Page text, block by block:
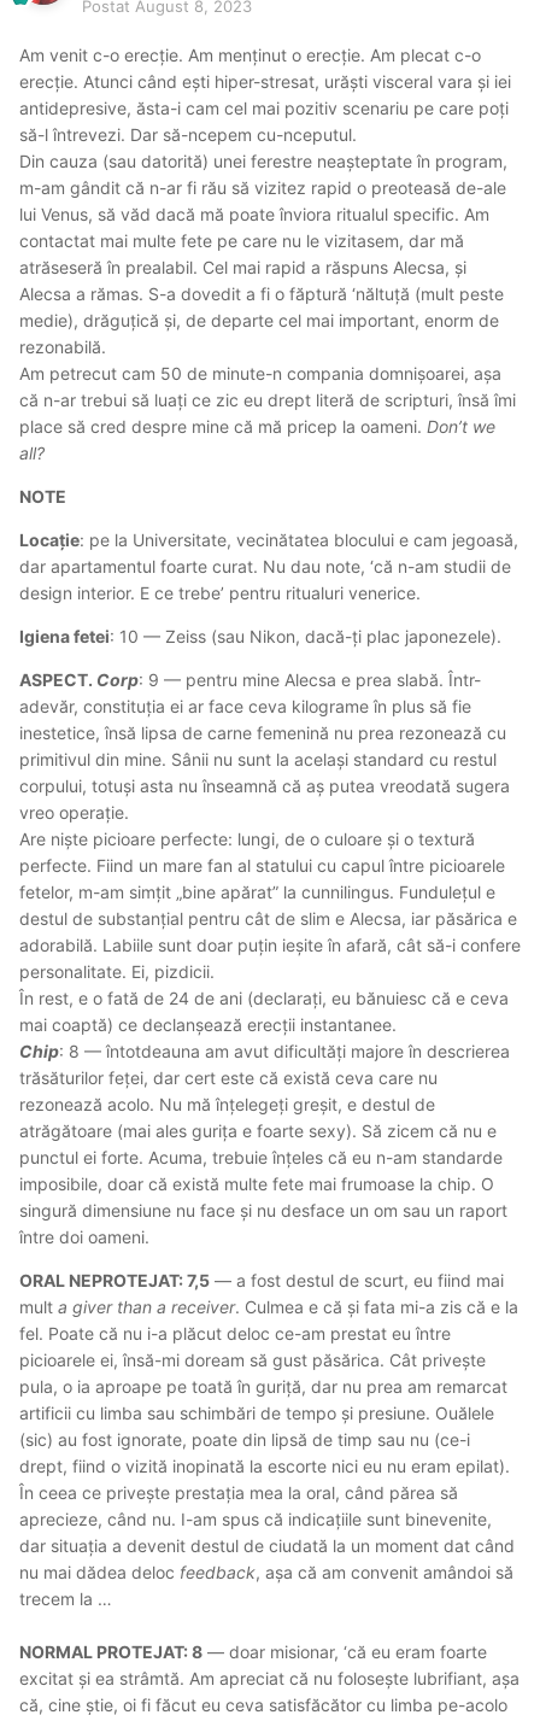
Postat August 8, 2023
Am venit c-o erecție. Am menținut o erecție. Am plecat c-o
erecție. Atunci când ești hiper-stresat, urăști visceral vara și iei
antidepresive, ăsta-i cam cel mai pozitiv scenariu pe care poți
să-l întrevezi. Dar să-ncepem cu-nceputul.
Din cauza (sau datorită) unei ferestre neașteptate în program,
m-am gândit că n-ar fi rău să vizitez rapid o preoteasă de-ale
lui Venus, să văd dacă mă poate înviora ritualul specific. Am
contactat mai multe fete pe care nu le vizitasem, dar mă
atrăseseră în prealabil. Cel mai rapid a răspuns Alecsa, și
Alecsa a rămas. S-a dovedit a fi o făptură ‘năltuță (mult peste
medie), drăguțică și, de departe cel mai important, enorm de
rezonabilă.
Am petrecut cam 50 de minute-n compania domnișoarei, așa
că n-ar trebui să luați ce zic eu drept literă de scripturi, însă îmi
place să cred despre mine că mă pricep la oameni. Don’t we
all?
NOTE
Locație: pe la Universitate, vecinătatea blocului e cam jegoasă,
dar apartamentul foarte curat. Nu dau note, ‘că n-am studii de
design interior. E ce trebe’ pentru ritualuri venerice.
Igiena fetei: 10 — Zeiss (sau Nikon, dacă-ți plac japonezele).
ASPECT. Corp: 9 — pentru mine Alecsa e prea slabă. Într-
adevăr, constituția ei ar face ceva kilograme în plus să fie
inestetice, însă lipsa de carne femenină nu prea rezonează cu
primitivul din mine. Sânii nu sunt la același standard cu restul
corpului, totuși asta nu înseamnă că aș putea vreodată sugera
vreo operație.
Are niște picioare perfecte: lungi, de o culoare și o textură
perfecte. Fiind un mare fan al statului cu capul între picioarele
fetelor, m-am simțit „bine apărat” la cunnilingus. Fundulețul e
destul de substanțial pentru cât de slim e Alecsa, iar păsărica e
adorabilă. Labiile sunt doar puțin ieșite în afară, cât să-i confere
personalitate. Ei, pizdicii.
În rest, e o fată de 24 de ani (declarați, eu bănuiesc că e ceva
mai coaptă) ce declanșează erecții instantanee.
Chip: 8 — întotdeauna am avut dificultăți majore în descrierea
trăsăturilor feței, dar cert este că există ceva care nu
rezonează acolo. Nu mă înțelegeți greșit, e destul de
atrăgătoare (mai ales gurița e foarte sexy). Să zicem că nu e
punctul ei forte. Acuma, trebuie înțeles că eu n-am standarde
imposibile, doar că există multe fete mai frumoase la chip. O
singură dimensiune nu face și nu desface un om sau un raport
între doi oameni.
ORAL NEPROTEJAT: 7,5 — a fost destul de scurt, eu fiind mai
mult a giver than a receiver. Culmea e că și fata mi-a zis că e la
fel. Poate că nu i-a plăcut deloc ce-am prestat eu între
picioarele ei, însă-mi doream să gust păsărica. Cât privește
pula, o ia aproape pe toată în guriță, dar nu prea am remarcat
artificii cu limba sau schimbări de tempo și presiune. Ouălele
(sic) au fost ignorate, poate din lipsă de timp sau nu (ce-i
drept, fiind o vizită inopinată la escorte nici eu nu eram epilat).
În ceea ce privește prestația mea la oral, când părea să
aprecieze, când nu. I-am spus că indicațiile sunt binevenite,
dar situația a devenit destul de ciudată la un moment dat când
nu mai dădea deloc feedback, așa că am convenit amândoi să
trecem la …
NORMAL PROTEJAT: 8 — doar misionar, ‘că eu eram foarte
excitat și ea strâmtă. Am apreciat că nu folosește lubrifiant, așa
că, cine știe, oi fi făcut eu ceva satisfăcător cu limba pe-acolo